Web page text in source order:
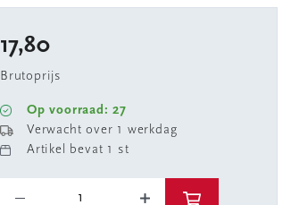
17,80
Brutoprijs
Op voorraad: 27
Verwacht over 1 werkdag
Artikel bevat 1 st